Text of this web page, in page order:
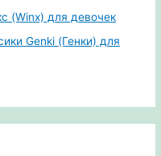
(Winx) для девочек
Genki (Генки) для